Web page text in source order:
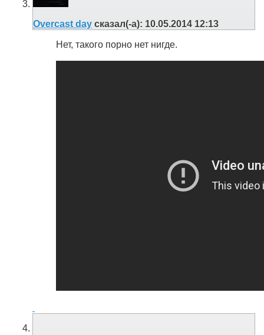
Overcast day сказал(-а): 10.05.2014 12:13
Нет, такого порно нет нигде.